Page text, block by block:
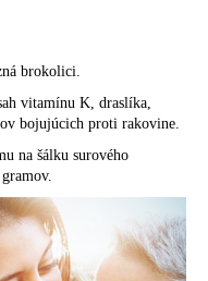
brokolici.
vitamínu K, draslíka,
bojujúcich proti rakovine.
na šálku surového